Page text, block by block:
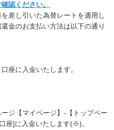
認ください。
差し引いた為替レートを適用し
金のお支払い方法は以下の通り
座に入金いたします。
ジ【マイページ】-【トップペー
座]に入金いたします(※)。